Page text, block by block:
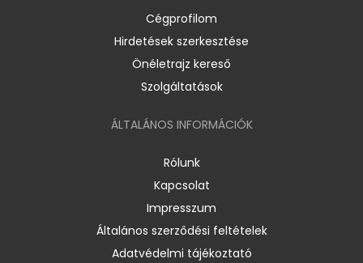
Cégprofilom
Hirdetések szerkesztése
Önéletrajz kereső
Szolgáltatások
ÁLTALÁNOS INFORMÁCIÓK
Rólunk
Kapcsolat
Impresszum
Általános szerződési feltételek
Adatvédelmi tájékoztató